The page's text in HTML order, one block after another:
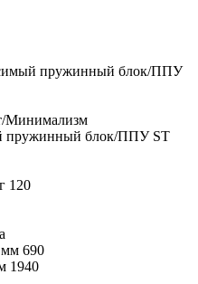
пружинный блок/ППУ
Минимализм
пружинный блок/ППУ ST
120
мм 690
1940